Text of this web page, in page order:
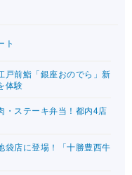
ト
戸前鮨「銀座おのでら」新
体験
・ステーキ弁当！都内4店
袋店に登場！「十勝豊西牛